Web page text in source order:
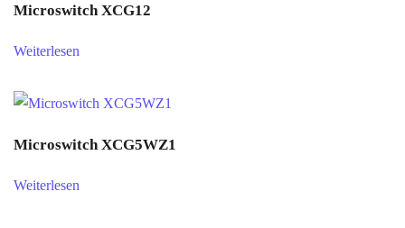
Microswitch XCG12
Weiterlesen
Microswitch XCG5WZ1
Weiterlesen